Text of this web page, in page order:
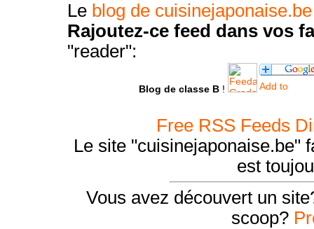
Le blog de
Rajoutez-ce feed dans vos
"reader":
Blog de classe B!
Free RSS Feeds
Le site "cuisinejaponaise.be"
est
Vous avez découvert un
scoop?